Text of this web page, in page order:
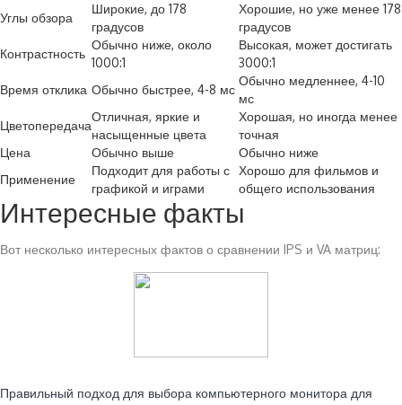
Углы обзора
Широкие, до 178
градусов
Хорошие, но уже менее 178
градусов
Контрастность
Обычно ниже, около
1000:1
Высокая, может достигать
3000:1
Время отклика Обычно быстрее, 4-8 мс
Обычно медленнее, 4-10
мс
Цветопередача
Отличная, яркие и
насыщенные цвета
Хорошая, но иногда менее
точная
Цена
Обычно выше
Обычно ниже
Применение
Подходит для работы с
графикой и играми
Хорошо для фильмов и
общего использования
Интересные факты
Вот несколько интересных фактов о сравнении IPS и VA матриц:
Правильный подход для выбора компьютерного монитора для